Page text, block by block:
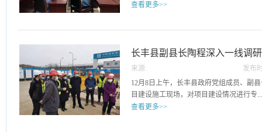
健委对本次培训班的大力支持表示感谢，
的独特优势和作用，提高基层卫生院及村
力缓解群众看病难、看病贵等问题。县卫
医药有着悠久的历史和广泛的群众基础，
尤其是在基层有着相对稳定的医疗服务
方法，有效开展基层中医药预防保健、
伍。此次培训旨在贯彻落实国家“十四五'
消毒、医疗废物收集、个人防护、疫情防
保洁人员进行现场指导及培训。通过围
常识，不断提高自我的工作技能、服务水
着医院各个病区及门诊的环境清扫和消毒
播途径，控制医院感染起着不容忽视的作
查看更多>>
长丰县副县长陶程深入一线调
目建设情况
来源:
发布
09
12月8日上午，长丰县政府党组成员、副
目建设施工现场，对项目建设情况进行专
查看更多>>